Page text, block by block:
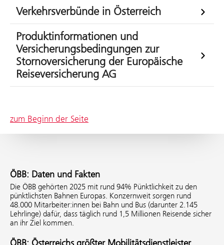
Verkehrsverbünde in Österreich
Produktinformationen und
Versicherungsbedingungen zur
Stornoversicherung der Europäische
Reiseversicherung AG
zum Beginn der Seite
ÖBB: Daten und Fakten
Die ÖBB gehörten 2025 mit rund 94% Pünktlichkeit zu den
pünktlichsten Bahnen Europas. Konzernweit sorgen rund
48.000 Mitarbeiter:innen bei Bahn und Bus (darunter 2.145
Lehrlinge) dafür, dass täglich rund 1,5 Millionen Reisende sicher
an ihr Ziel kommen.